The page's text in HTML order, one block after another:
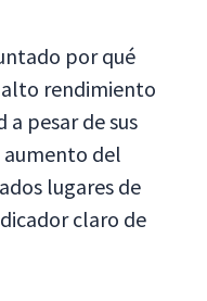
por qué
rendimiento
pesar de sus
aumento del
lugares de
claro de